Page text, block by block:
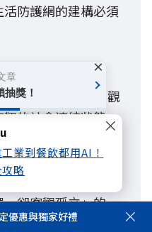
業到餐飲都用AI！
略
防護網的建構必須
？
同，在於孤獨是主觀
的社會連結狀態。
可能因與家人、朋
處於客觀孤立的狀
險趨勢調查報告
卻客觀孤立」的
延後準備，成為較
優惠與獨家好禮
章
獎！
×